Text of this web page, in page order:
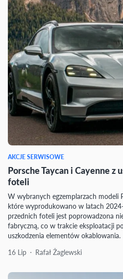
AKCJE SERWISOWE
Porsche Taycan i Cayenne z
foteli
W wybranych egzemplarzach modeli
które wyprodukowano w latach
przednich foteli jest poprowadzona
fabryczną, co w trakcie eksploatacji
uszkodzenia elementów okablowania.
16 Lip
Rafał Żaglewski